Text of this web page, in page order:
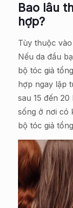
Bao lâu
hợp?
Tùy thuộc
Nếu da đầu
bộ tóc giả
hợp ngay lập
sau 15 đến
sống ở nơi có
bộ tóc giả